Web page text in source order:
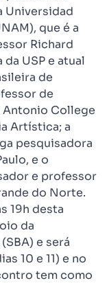
Universidad
que é a
Richard
USP e atual
de
de
Antonio College
Artística; a
pesquisadora
e o
e professor
do Norte.
19h desta
da
e será
10 e 11) e no
tem como